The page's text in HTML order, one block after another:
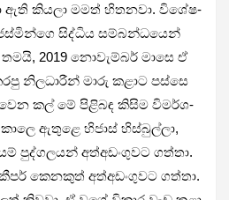
ඇති කියලා මමත් හිත­නවා. විශේ­ෂ­
සිද්ධිය සම්බ­න්ධ­යෙන්
2019 නොවැ­ම්බර් මාසෙ ඒ
නිල­ධා­රීන් මාරු කළාට පස්සෙ
වෙන කල් මේ පිළි­බඳ කිසිම විම­ර්ශ­
ඇතුළෙ හිජාස් හිස්බුල්ලා,
පුද්ග­ල­යන් අත්අ­ඩං­ගු­වට ගත්තා.
කෙන­කුත් අත්අ­ඩං­ගු­වට ගත්තා.